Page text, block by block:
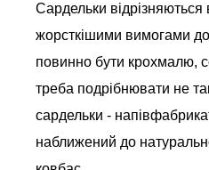
Сардельки відрізняються
жорсткішими вимогами
повинно бути крохмалю,
треба подрібнювати не
сардельки -
наближений до